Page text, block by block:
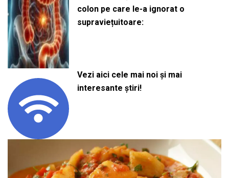
colon pe care le-a ignorat o
supraviețuitoare:
Vezi aici cele mai noi și mai
interesante știri!